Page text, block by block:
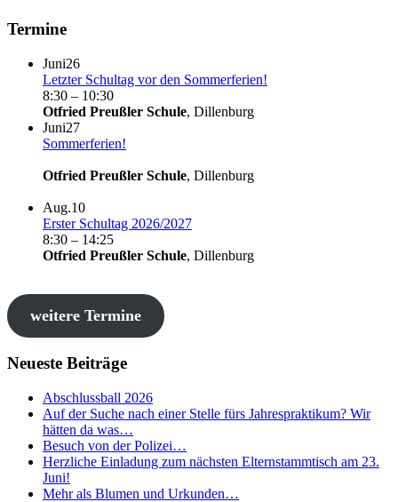
Termine
Juni26
Letzter Schultag vor den Sommerferien!
8:30 – 10:30
Otfried Preußler Schule, Dillenburg
Juni27
Sommerferien!
Otfried Preußler Schule, Dillenburg
Aug.10
Erster Schultag 2026/2027
8:30 – 14:25
Otfried Preußler Schule, Dillenburg
weitere Termine
Neueste Beiträge
Abschlussball 2026
Auf der Suche nach einer Stelle fürs Jahrespraktikum? Wir
hätten da was…
Besuch von der Polizei…
Herzliche Einladung zum nächsten Elternstammtisch am 23.
Juni!
Mehr als Blumen und Urkunden…